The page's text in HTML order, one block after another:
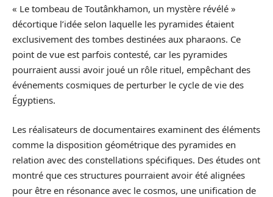
« Le tombeau de Toutânkhamon, un mystère révélé »
décortique l’idée selon laquelle les pyramides étaient
exclusivement des tombes destinées aux pharaons. Ce
point de vue est parfois contesté, car les pyramides
pourraient aussi avoir joué un rôle rituel, empêchant des
événements cosmiques de perturber le cycle de vie des
Égyptiens.
Les réalisateurs de documentaires examinent des éléments
comme la disposition géométrique des pyramides en
relation avec des constellations spécifiques. Des études ont
montré que ces structures pourraient avoir été alignées
pour être en résonance avec le cosmos, une unification de